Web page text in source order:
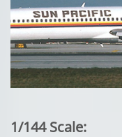
1/144 Scale: